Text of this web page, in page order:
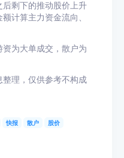
剩下的推动股价上升
计算主力资金流向、
为大单成交，散户为
整理，仅供参考不构成
快报 散户 股价